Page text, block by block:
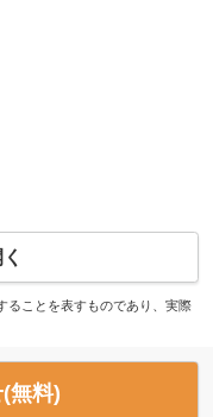
ることを表すものであり、実際
無料)